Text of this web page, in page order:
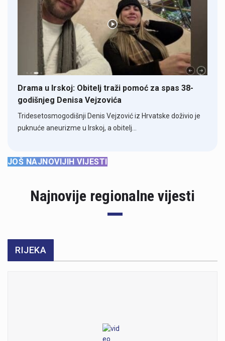
Drama u Irskoj: Obitelj traži pomoć za spas 38-
godišnjeg Denisa Vejzovića
Tridesetosmogodišnji Denis Vejzović iz Hrvatske doživio je
puknuće aneurizme u Irskoj, a obitelj…
JOŠ NAJNOVIJIH VIJESTI
Najnovije regionalne vijesti
RIJEKA